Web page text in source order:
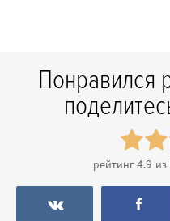
Понравился
рейтинг4.9 из